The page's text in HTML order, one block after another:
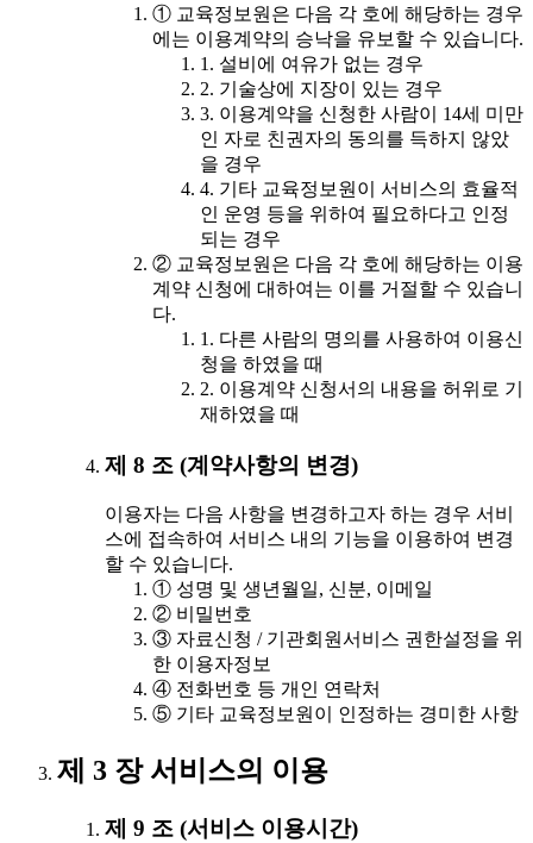
① 교육정보원은 다음 각 호에 해당하는 경우
에는 이용계약의 승낙을 유보할 수 있습니다.
1. 설비에 여유가 없는 경우
2. 기술상에 지장이 있는 경우
3. 이용계약을 신청한 사람이 14세 미만
인 자로 친권자의 동의를 득하지 않았
을 경우
4. 기타 교육정보원이 서비스의 효율적
인 운영 등을 위하여 필요하다고 인정
되는 경우
② 교육정보원은 다음 각 호에 해당하는 이용
계약 신청에 대하여는 이를 거절할 수 있습니
다.
1. 다른 사람의 명의를 사용하여 이용신
청을 하였을 때
2. 이용계약 신청서의 내용을 허위로 기
재하였을 때
제 8 조 (계약사항의 변경)
이용자는 다음 사항을 변경하고자 하는 경우 서비
스에 접속하여 서비스 내의 기능을 이용하여 변경
할 수 있습니다.
① 성명 및 생년월일, 신분, 이메일
② 비밀번호
③ 자료신청 / 기관회원서비스 권한설정을 위
한 이용자정보
④ 전화번호 등 개인 연락처
⑤ 기타 교육정보원이 인정하는 경미한 사항
제 3 장 서비스의 이용
제 9 조 (서비스 이용시간)